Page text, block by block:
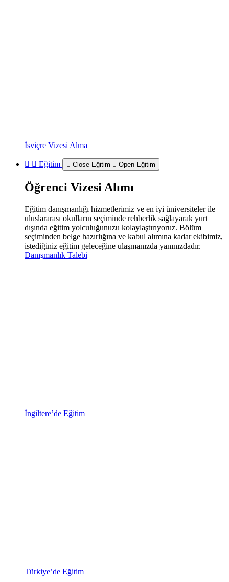
İsviçre Vizesi Alma
Eğitim Close Eğitim Open Eğitim
Öğrenci Vizesi Alımı
Eğitim danışmanlığı hizmetlerimiz ve en iyi üniversiteler ile
uluslararası okulların seçiminde rehberlik sağlayarak yurt
dışında eğitim yolculuğunuzu kolaylaştırıyoruz. Bölüm
seçiminden belge hazırlığına ve kabul alımına kadar ekibimiz,
istediğiniz eğitim geleceğine ulaşmanızda yanınızdadır.
Danışmanlık Talebi
İngiltere’de Eğitim
Türkiye’de Eğitim